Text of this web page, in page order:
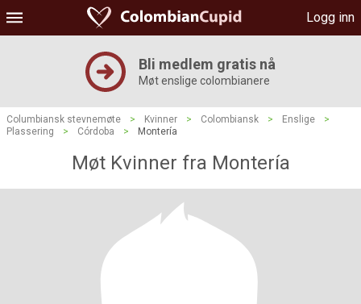
Logg inn
Bli medlem gratis nå
Møt enslige colombianere
Columbiansk stevnemøte > Kvinner > Colombiansk > Enslige
>
Plassering
> Córdoba > Montería
Møt Kvinner fra Montería